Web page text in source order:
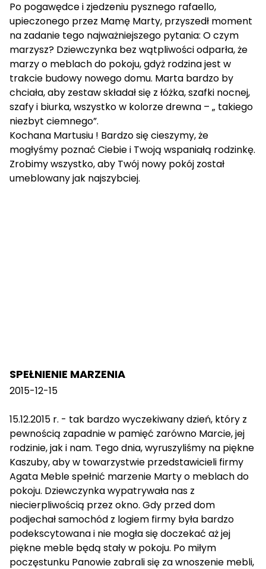
Po pogawędce i zjedzeniu pysznego rafaello,
upieczonego przez Mamę Marty, przyszedł moment
na zadanie tego najważniejszego pytania: O czym
marzysz? Dziewczynka bez wątpliwości odparła, że
marzy o meblach do pokoju, gdyż rodzina jest w
trakcie budowy nowego domu. Marta bardzo by
chciała, aby zestaw składał się z łóżka, szafki nocnej,
szafy i biurka, wszystko w kolorze drewna – „ takiego
niezbyt ciemnego”.
Kochana Martusiu ! Bardzo się cieszymy, że
mogłyśmy poznać Ciebie i Twoją wspaniałą rodzinkę.
Zrobimy wszystko, aby Twój nowy pokój został
umeblowany jak najszybciej.
SPEŁNIENIE MARZENIA
2015-12-15
15.12.2015 r. - tak bardzo wyczekiwany dzień, który z
pewnością zapadnie w pamięć zarówno Marcie, jej
rodzinie, jak i nam. Tego dnia, wyruszyliśmy na piękne
Kaszuby, aby w towarzystwie przedstawicieli firmy
Agata Meble spełnić marzenie Marty o meblach do
pokoju. Dziewczynka wypatrywała nas z
niecierpliwością przez okno. Gdy przed dom
podjechał samochód z logiem firmy była bardzo
podekscytowana i nie mogła się doczekać aż jej
piękne meble będą stały w pokoju. Po miłym
poczęstunku Panowie zabrali się za wnoszenie mebli,